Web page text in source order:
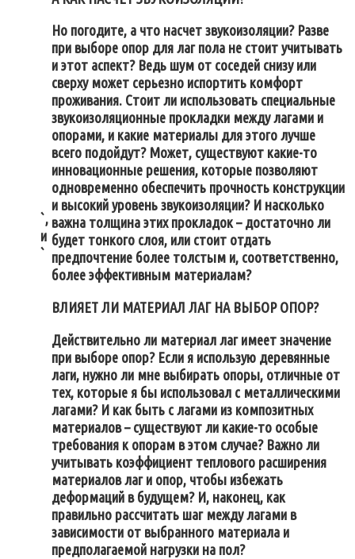
`,
и
`
Но погодите, а что насчет звукоизоляции? Разве
при выборе опор для лаг пола не стоит учитывать
и этот аспект? Ведь шум от соседей снизу или
сверху может серьезно испортить комфорт
проживания. Стоит ли использовать специальные
звукоизоляционные прокладки между лагами и
опорами, и какие материалы для этого лучше
всего подойдут? Может, существуют какие-то
инновационные решения, которые позволяют
одновременно обеспечить прочность конструкции
и высокий уровень звукоизоляции? И насколько
важна толщина этих прокладок – достаточно ли
будет тонкого слоя, или стоит отдать
предпочтение более толстым и, соответственно,
более эффективным материалам?
ВЛИЯЕТ ЛИ МАТЕРИАЛ ЛАГ НА ВЫБОР ОПОР?
Действительно ли материал лаг имеет значение
при выборе опор? Если я использую деревянные
лаги, нужно ли мне выбирать опоры, отличные от
тех, которые я бы использовал с металлическими
лагами? И как быть с лагами из композитных
материалов – существуют ли какие-то особые
требования к опорам в этом случае? Важно ли
учитывать коэффициент теплового расширения
материалов лаг и опор, чтобы избежать
деформаций в будущем? И, наконец, как
правильно рассчитать шаг между лагами в
зависимости от выбранного материала и
предполагаемой нагрузки на пол?